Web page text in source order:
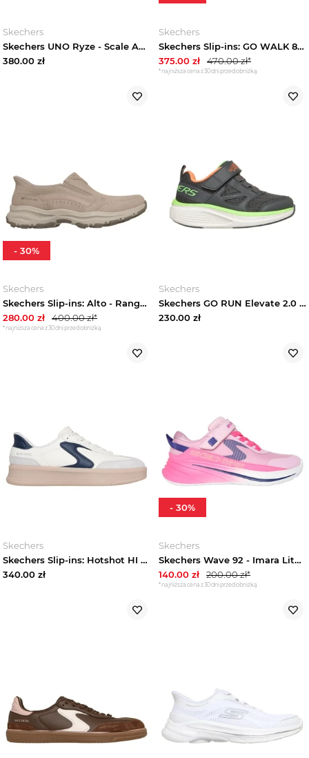
Skechers
Skechers UNO Ryze - Scale Above - Szampanski
380.00 zł
Skechers
Skechers Slip-ins: GO WALK 8 -Rylee - Szarobrazowy
375.00 zł 470.00zł*
*najniższa cena z 30 dni przed obniżką
Skechers
Skechers Slip-ins: Alto - Rangeley - Szarobrazowy
280.00 zł 400.00zł*
*najniższa cena z 30 dni przed obniżką
- 30%
Skechers
Skechers GO RUN Elevate 2.0 - Where's My ? - Grafitowy
230.00 zł
Skechers
Skechers Slip-ins: Hotshot HI - Lifted Luxe - Off White / Granatowy
340.00 zł
Skechers
Skechers Wave 92 - Imara Lite - Jasny Rozowy / Jaskrawy Rozowy różowy
140.00 zł 200.00zł*
*najniższa cena z 30 dni przed obniżką
- 30%